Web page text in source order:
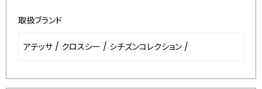
取扱ブランド
アテッサ / クロスシー / シチズンコレクション /